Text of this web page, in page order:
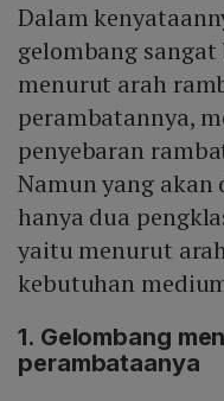
Dalam
gelombang
menurut arah
perambatannya,
penyebaran
Namun yang
hanya dua
yaitu menurut
kebutuhan
1. Gelombang
perambataanya